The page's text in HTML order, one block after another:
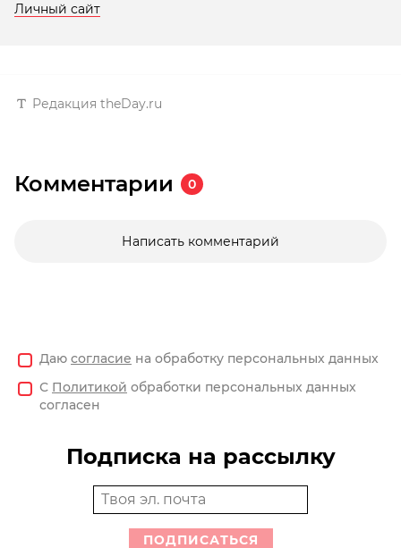
Личный сайт
Редакция theDay.ru
Комментарии 0
Написать комментарий
Даю согласие на обработку персональных данных
С Политикой обработки персональных данных
согласен
Подписка на рассылку
ПОДПИСАТЬСЯ